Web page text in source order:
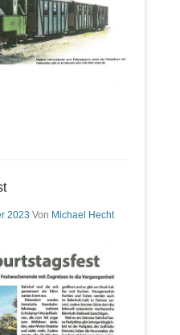
2023 Von Michael Hecht